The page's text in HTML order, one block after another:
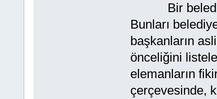
Bir
Bunları
başkanların
önceliğini
elemanların
çerçevesinde,